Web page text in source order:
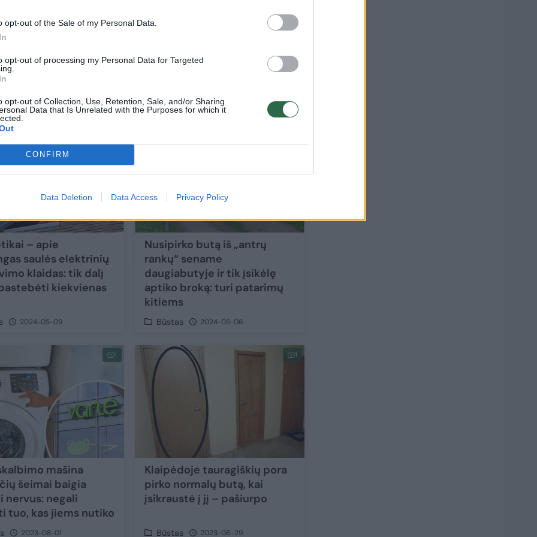
opt-out of the Sale of my Personal Data.
opt-out of processing my Personal Data for Targeted
opt-out of Collection, Use, Retention, Sale, and/or Sharing
Data that Is Unrelated with the Purposes for which it
CONFIRM
Data Deletion Data Access Privacy Policy
prisimins kone visą gyvenimą: neįsivaizdavo,
Verslas 2024-11-08
– apie
saulės elektrinių
klaidas: tik dalį
kiekvienas
2024-05-09
Nusipirko butą iš „antrų
rankų“ sename
daugiabutyje ir tik įsikėlę
aptiko broką: turi patarimų
kitiems
Būstas 2024-05-06
1
mašina
šeimai baigia
nervus: negali
tuo, kas jiems nutiko
2023-08-01
1
Klaipėdoje tauragiškių pora
pirko normalų butą, kai
įsikraustė į jį – pašiurpo
Būstas 2023-06-29